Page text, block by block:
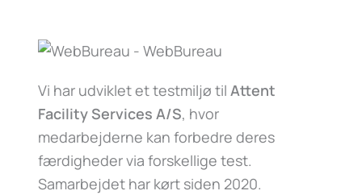
Vi har udviklet et testmiljø til Attent
Facility Services A/S, hvor
medarbejderne kan forbedre deres
færdigheder via forskellige test.
Samarbejdet har kørt siden 2020.